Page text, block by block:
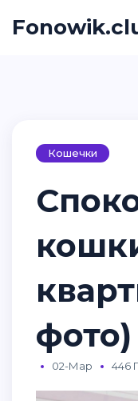
Кошечки
фото)
02-Мар 446